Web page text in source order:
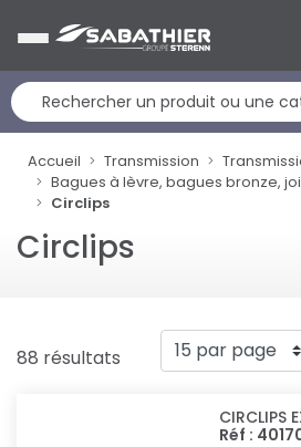
Accueil Transmission
Bagues à lèvre, bagues bronze,
Circlips
Circlips
88 résultats
CIRCLIPS
Réf :